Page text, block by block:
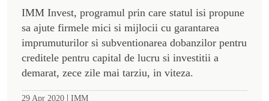
IMM Invest, programul prin care statul isi propune
sa ajute firmele mici si mijlocii cu garantarea
imprumuturilor si subventionarea dobanzilor pentru
creditele pentru capital de lucru si investitii a
demarat, zece zile mai tarziu, in viteza.
29 Apr 2020 | IMM